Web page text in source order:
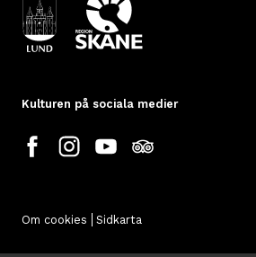
Kulturen på sociala medier
Om cookies Sidkarta